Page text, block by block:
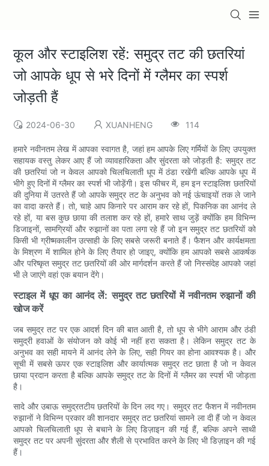
कूल और स्टाइलिश रहें: समुद्र तट की छतरियां
जो आपके धूप से भरे दिनों में ग्लैमर का स्पर्श
जोड़ती हैं
2024-06-30 XUANHENG 114
हमारे नवीनतम लेख में आपका स्वागत है, जहां हम आपके लिए गर्मियों के लिए उपयुक्त
सहायक वस्तु लेकर आए हैं जो व्यावहारिकता और सुंदरता को जोड़ती है: समुद्र तट
की छतरियां जो न केवल आपको चिलचिलाती धूप में ठंडा रखेंगी बल्कि आपके धूप में
भीगे हुए दिनों में ग्लैमर का स्पर्श भी जोड़ेंगी। इस फीचर में, हम इन स्टाइलिश छतरियों
की दुनिया में उतरते हैं जो आपके समुद्र तट के अनुभव को नई ऊंचाइयों तक ले जाने
का वादा करते हैं। तो, चाहे आप किनारे पर आराम कर रहे हों, पिकनिक का आनंद ले
रहे हों, या बस कुछ छाया की तलाश कर रहे हों, हमारे साथ जुड़ें क्योंकि हम विभिन्न
डिजाइनों, सामग्रियों और रुझानों का पता लगा रहे हैं जो इन समुद्र तट छतरियों को
किसी भी ग्रीष्मकालीन उत्साही के लिए सबसे जरूरी बनाते हैं। फैशन और कार्यक्षमता
के मिश्रण में शामिल होने के लिए तैयार हो जाइए, क्योंकि हम आपको सबसे आकर्षक
और परिष्कृत समुद्र तट छतरियों की ओर मार्गदर्शन करते हैं जो निस्संदेह आपको जहां
भी ले जाएंगे वहां एक बयान देंगे।
स्टाइल में धूप का आनंद लें: समुद्र तट छतरियों में नवीनतम रुझानों की
खोज करें
जब समुद्र तट पर एक आदर्श दिन की बात आती है, तो धूप से भीगे आराम और ठंडी
समुद्री हवाओं के संयोजन को कोई भी नहीं हरा सकता है। लेकिन समुद्र तट के
अनुभव का सही मायने में आनंद लेने के लिए, सही गियर का होना आवश्यक है। और
सूची में सबसे ऊपर एक स्टाइलिश और कार्यात्मक समुद्र तट छाता है जो न केवल
छाया प्रदान करता है बल्कि आपके समुद्र तट के दिनों में ग्लैमर का स्पर्श भी जोड़ता
है।
सादे और उबाऊ समुद्रतटीय छतरियों के दिन लद गए। समुद्र तट फैशन में नवीनतम
रुझानों ने विभिन्न प्रकार की शानदार समुद्र तट छतरियां सामने ला दी हैं जो न केवल
आपको चिलचिलाती धूप से बचाने के लिए डिज़ाइन की गई हैं, बल्कि अपने साथी
समुद्र तट पर अपनी सुंदरता और शैली से प्रभावित करने के लिए भी डिज़ाइन की गई
हैं।